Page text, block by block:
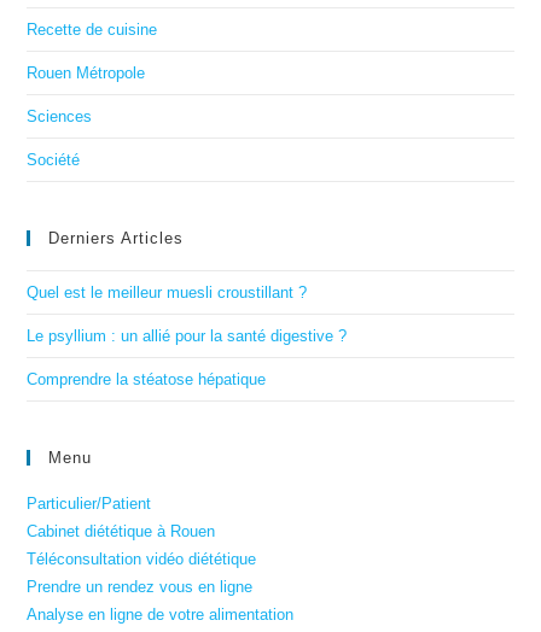
Recette de cuisine
Rouen Métropole
Sciences
Société
Derniers Articles
Quel est le meilleur muesli croustillant ?
Le psyllium : un allié pour la santé digestive ?
Comprendre la stéatose hépatique
Menu
Particulier/Patient
Cabinet diététique à Rouen
Téléconsultation vidéo diététique
Prendre un rendez vous en ligne
Analyse en ligne de votre alimentation